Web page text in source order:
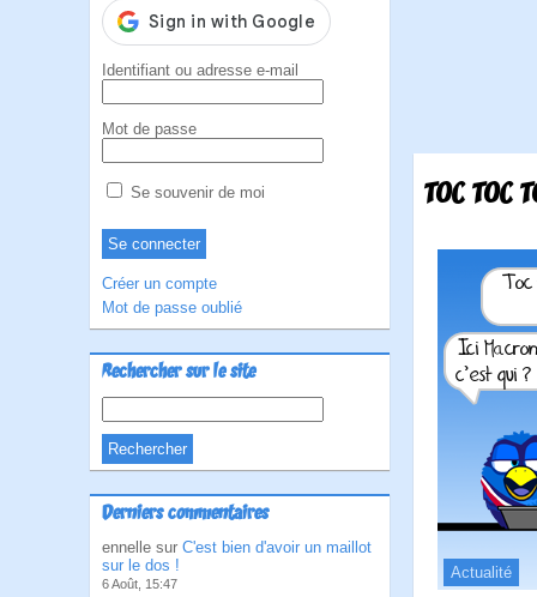
Identifiant ou adresse e-mail
Mot de passe
Se souvenir de moi
Créer un compte
Mot de passe oublié
Rechercher sur le site
Derniers commentaires
ennelle sur C'est bien d'avoir un maillot
sur le dos !
6 Août, 15:47
TOC TOC
Actualité